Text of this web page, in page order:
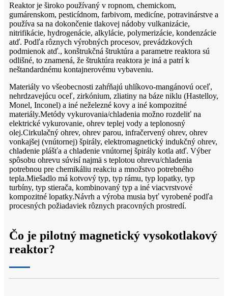
Reaktor je široko používaný v ropnom, chemickom,
gumárenskom, pesticídnom, farbivom, medicíne, potravinárstve a
používa sa na dokončenie tlakovej nádoby vulkanizácie,
nitrifikácie, hydrogenácie, alkylácie, polymerizácie, kondenzácie
atď. Podľa rôznych výrobných procesov, prevádzkových
podmienok atď., konštrukčná štruktúra a parametre reaktora sú
odlišné, to znamená, že štruktúra reaktora je iná a patrí k
neštandardnému kontajnerovému vybaveniu.
Materiály vo všeobecnosti zahŕňajú uhlíkovo-mangánovú oceľ,
nehrdzavejúcu oceľ, zirkónium, zliatiny na báze niklu (Hastelloy,
Monel, Inconel) a iné neželezné kovy a iné kompozitné
materiály.Metódy vykurovania/chladenia možno rozdeliť na
elektrické vykurovanie, ohrev teplej vody a teplonosný
olej.Cirkulačný ohrev, ohrev parou, infračervený ohrev, ohrev
vonkajšej (vnútornej) špirály, elektromagnetický indukčný ohrev,
chladenie plášťa a chladenie vnútornej špirály kotla atď. Výber
spôsobu ohrevu súvisí najmä s teplotou ohrevu/chladenia
potrebnou pre chemikáliu reakciu a množstvo potrebného
tepla.Miešadlo má kotvový typ, typ rámu, typ lopatky, typ
turbíny, typ stierača, kombinovaný typ a iné viacvrstvové
kompozitné lopatky.Návrh a výroba musia byť vyrobené podľa
procesných požiadaviek rôznych pracovných prostredí.
Čo je pilotný magnetický vysokotlakový
reaktor?